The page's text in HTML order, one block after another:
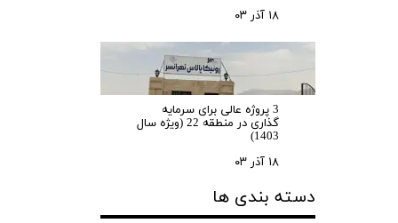
۱۸ آذر ۰۳
3 پروژه عالی برای سرمایه
گذاری در منطقه 22 (ویژه سال
1403)
۱۸ آذر ۰۳
دسته بندی ها